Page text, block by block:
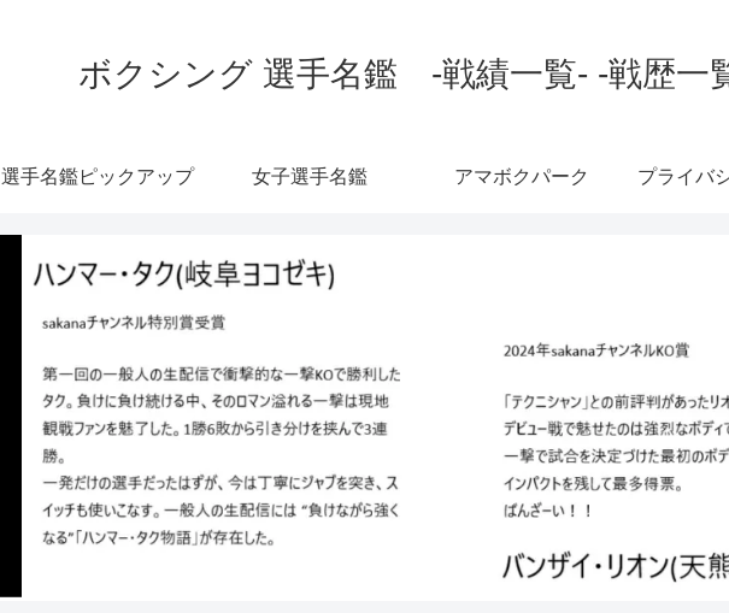
ボクシング 選手名鑑 -戦績一覧- -戦歴一
選手名鑑ピックアップ 女子選手名鑑 アマボクパーク プライバ